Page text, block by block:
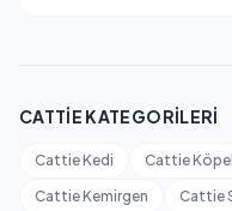
CATTIE KATEGORILERI
Cattie Kedi Cattie
Cattie Kemirgen
Cattie